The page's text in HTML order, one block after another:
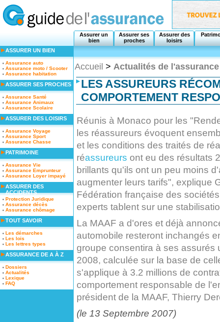
Assurer un
bien
Assurer ses
proches
Assurer des
loisirs
Accueil > Actualités de l'assurance
LES ASSUREURS
COMPORTEMENT
Réunis à Monaco pour les
les réassureurs évoquent
et les conditions des traités de
réassureurs ont eu des résultats
brillants qu'ils ont un peu moins
augmenter leurs tarifs", explique
Fédération française des
experts tablent sur une
La MAAF a d'ores et déjà
automobile resteront inchangés
groupe consentira à ses assurés
2008, calculée sur la base de
s'applique à 3.2 millions de
comportement responsable de
président de la MAAF, Thierry
(le 13 Septembre 2007)
ASSURER UN BIEN
Assurance auto
Assurance moto / Scooter
Assurance habitation
ASSURER SES PROCHES
Assurance Santé
Assurance Animaux
Assurance Scolaire
ASSURER DES LOISIRS
Assurance Voyage
Assurance Sport
Assurance Chasse
PATRIMOINE
Assurance Vie
Assurance Emprunteur
Assurance Loyer impayé
ASSURER DES
ACCIDENTS
Protection Juridique
Assurance décès
Assurance chômage
TOUT SAVOIR
Les démarches
Les lois
Les lettres types
ASSURANCE DE A À Z
Dossiers
Actualités
Lexique
FAQ